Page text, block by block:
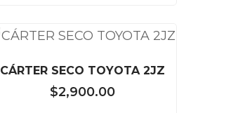
CÁRTER SECO TOYOTA 2JZ
$2,900.00